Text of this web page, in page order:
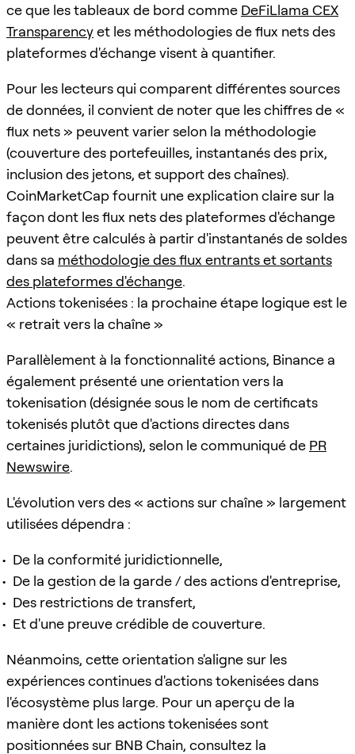
ce que les tableaux de bord comme DeFiLlama CEX
Transparencyet les méthodologies de flux nets des
plateformes d'échange visent à quantifier.
Pour les lecteurs qui comparent différentes sources
de données, il convient de noter que les chiffres de «
flux nets » peuvent varier selon la méthodologie
(couverture des portefeuilles, instantanés des prix,
inclusion des jetons, et support des chaînes).
CoinMarketCap fournit une explication claire sur la
façon dont les flux nets des plateformes d'échange
peuvent être calculés à partir d'instantanés de soldes
dans sa méthodologie des flux entrants et sortants
des plateformes d'échange.
Actions tokenisées : la prochaine étape logique est le
« retrait vers la chaîne »
Parallèlement à la fonctionnalité actions, Binance a
également présenté une orientation vers la
tokenisation (désignée sous le nom de certificats
tokenisés plutôt que d'actions directes dans
certaines juridictions), selon le communiqué de PR
Newswire.
L'évolution vers des « actions sur chaîne » largement
utilisées dépendra :
De la conformité juridictionnelle,
De la gestion de la garde / des actions d'entreprise,
Des restrictions de transfert,
Et d'une preuve crédible de couverture.
Néanmoins, cette orientation s'aligne sur les
expériences continues d'actions tokenisées dans
l'écosystème plus large. Pour un aperçu de la
manière dont les actions tokenisées sont
positionnées sur BNB Chain, consultez la